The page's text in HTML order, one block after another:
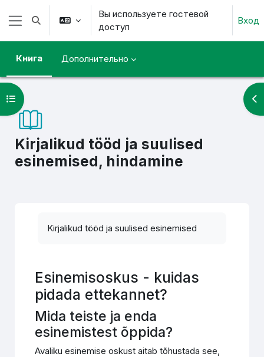
Перейти к основному содержанию
Боковая панель
Изменить данные поисковой строки
Вы используете гостевой
доступ
Вход
Книга Дополнительно
Kirjalikud tööd ja suulised
esinemised, hindamine
Открыть оглавление курса
Kirjalikud tööd ja suulised esinemised
Esinemisoskus - kuidas
pidada ettekannet?
Mida teiste ja enda
esinemistest õppida?
Avaliku esinemise oskust aitab tõhustada see,